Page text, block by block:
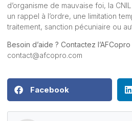
d’organisme de mauvaise foi, la
un rappel à l’ordre, une limitation
traitement, sanction pécuniaire ou
Besoin d’aide ? Contactez
contact@afcopro.com
Facebook